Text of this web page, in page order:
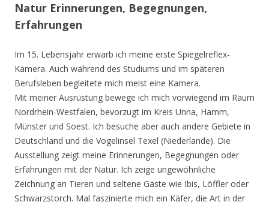
Natur Erinnerungen, Begegnungen,
Erfahrungen
Im 15. Lebensjahr erwarb ich meine erste Spiegelreflex-
Kamera. Auch während des Studiums und im späteren
Berufsleben begleitete mich meist eine Kamera.
Mit meiner Ausrüstung bewege ich mich vorwiegend im Raum
Nordrhein-Westfalen, bevorzugt im Kreis Unna, Hamm,
Münster und Soest. Ich besuche aber auch andere Gebiete in
Deutschland und die Vogelinsel Texel (Niederlande). Die
Ausstellung zeigt meine Erinnerungen, Begegnungen oder
Erfahrungen mit der Natur. Ich zeige ungewöhnliche
Zeichnung an Tieren und seltene Gäste wie Ibis, Löffler oder
Schwarzstorch. Mal faszinierte mich ein Käfer, die Art in der